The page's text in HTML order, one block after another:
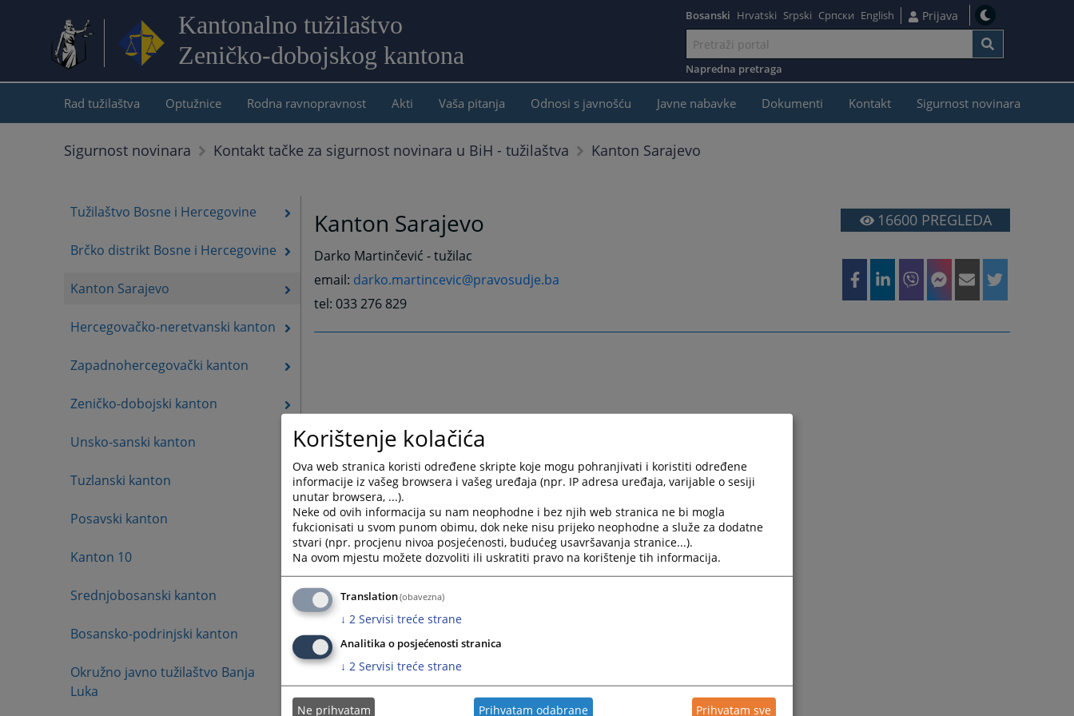
Kantonalno tužilaštvo
Zeničko-dobojskog kantona
sadržaj
Bosanski Hrvatski Srpski Српски English Prijava
Napredna pretraga
Rad tužilaštva Optužnice Rodna ravnopravnost Akti Vaša pitanja Odnosi s javnošću Javne nabavke Dokumenti Kontakt Sigurnost novinara
Sigurnost novinara Kontakt tačke za sigurnost novinara u BiH - tužilaštva Kanton Sarajevo
Tužilaštvo Bosne i Hercegovine
Brčko distrikt Bosne i Hercegovine
Kanton Sarajevo
Hercegovačko-neretvanski kanton
Zapadnohercegovački kanton
Zeničko-dobojski kanton
Unsko-sanski kanton
Tuzlanski kanton
Posavski kanton
Kanton 10
Srednjobosanski kanton
Bosansko-podrinjski kanton
Okružno javno tužilaštvo Banja
Luka
Kanton Sarajevo
Darko Martinčević - tužilac
email: darko.martincevic@pravosudje.ba
tel: 033 276 829
16600PREGLEDA
Korištenje kolačića
Ova web stranica koristi određene skripte koje mogu pohranjivati i koristiti određene
informacije iz vašeg browsera i vašeg uređaja (npr. IP adresa uređaja, varijable o sesiji
unutar browsera, ...).
Neke od ovih informacija su nam neophodne i bez njih web stranica ne bi mogla
fukcionisati u svom punom obimu, dok neke nisu prijeko neophodne a služe za dodatne
stvari (npr. procjenu nivoa posjećenosti, budućeg usavršavanja stranice...).
Na ovom mjestu možete dozvoliti ili uskratiti pravo na korištenje tih informacija.
Translation(obavezna)
↓ 2 Servisi treće strane
Analitika o posjećenosti stranica
↓ 2 Servisi treće strane
Ne prihvatam Prihvatam odabrane Prihvatam sve